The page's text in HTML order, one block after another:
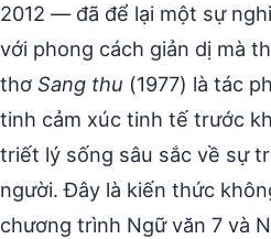
2012 — đã để lại một sự
với phong cách giản dị mà
thơ Sang thu (1977) là tác
tinh cảm xúc tinh tế trước
triết lý sống sâu sắc về sự
người. Đây là kiến thức
chương trình Ngữ văn 7 và